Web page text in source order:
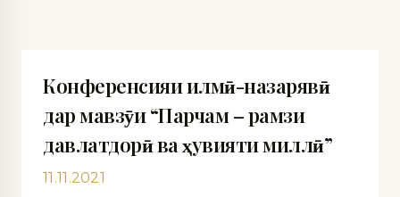
Конференсияи илмӣ-назарявӣ
дар мавзӯи “Парчам – рамзи
давлатдорӣ ва ҳувияти миллӣ”
11.11.2021